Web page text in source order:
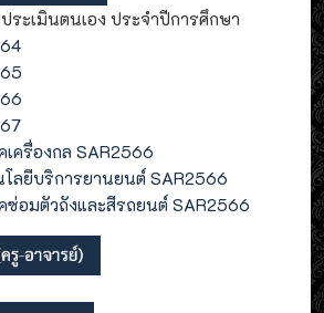
ระเมินตนเอง ประจำปีการศึกษา
เครื่องกล SAR2566
โลยีบริการยานยนต์ SAR2566
ซ่อมตัวถังและสีรถยนต์ SAR2566